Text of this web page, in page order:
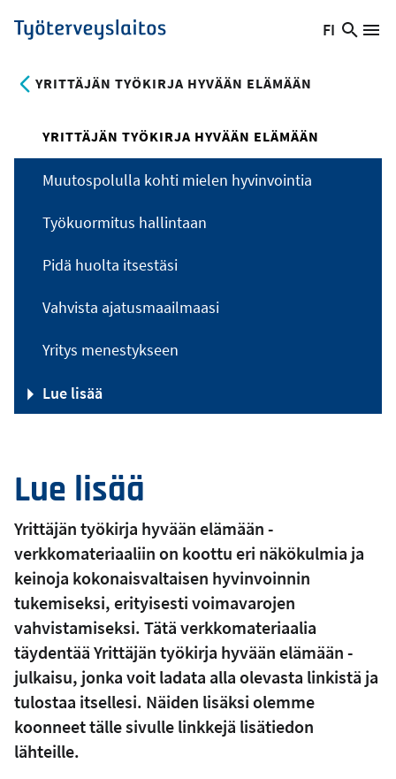
Hyppää
pääsisältöön
Työterveyslaitos
Vaihda
FI
Hae
YRITTÄJÄN TYÖKIRJA HYVÄÄN ELÄMÄÄN
Lue lisää
Yrittäjän työkirja hyvään elämään -
verkkomateriaaliin on koottu eri näkökulmia ja
keinoja kokonaisvaltaisen hyvinvoinnin
tukemiseksi, erityisesti voimavarojen
vahvistamiseksi. Tätä verkkomateriaalia
täydentää Yrittäjän työkirja hyvään elämään -
julkaisu, jonka voit ladata alla olevasta linkistä ja
tulostaa itsellesi. Näiden lisäksi olemme
koonneet tälle sivulle linkkejä lisätiedon
lähteille.
YRITTÄJÄN TYÖKIRJA HYVÄÄN ELÄMÄÄN
Muutospolulla kohti mielen hyvinvointia
Työkuormitus hallintaan
Pidä huolta itsestäsi
Vahvista ajatusmaailmaasi
Yritys menestykseen
Lue lisää